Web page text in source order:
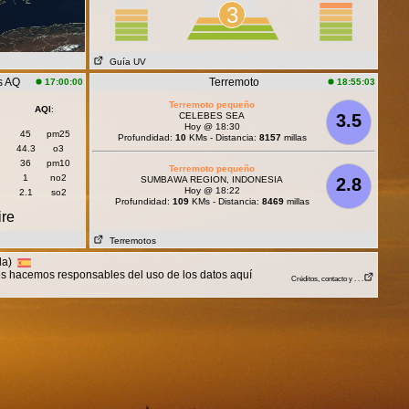
3
Guía UV
AQ 17:00:00
AQI:
45
pm25
44.3
o3
36
pm10
1
no2
2.1
so2
Terremoto 18:55:03
3.5
Terremoto pequeño
CELEBES SEA
Hoy @ 18:30
Profundidad: 10KMs - Distancia: 8157millas
2.8
Terremoto pequeño
SUMBAWA REGION, INDONESIA
Hoy @ 18:22
Profundidad: 109KMs - Distancia: 8469millas
Terremotos
hacemos responsables del uso de los datos aquí
Créditos, contacto y . . .